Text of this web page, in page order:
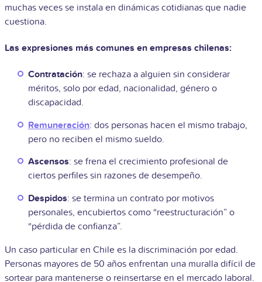
muchas veces se instala en dinámicas cotidianas que nadie
cuestiona.
Las expresiones más comunes en empresas chilenas:
Contratación: se rechaza a alguien sin considerar
méritos, solo por edad, nacionalidad, género o
discapacidad.
Remuneración: dos personas hacen el mismo trabajo,
pero no reciben el mismo sueldo.
Ascensos: se frena el crecimiento profesional de
ciertos perfiles sin razones de desempeño.
Despidos: se termina un contrato por motivos
personales, encubiertos como “reestructuración” o
“pérdida de confianza”.
Un caso particular en Chile es la discriminación por edad.
Personas mayores de 50 años enfrentan una muralla difícil de
sortear para mantenerse o reinsertarse en el mercado laboral.